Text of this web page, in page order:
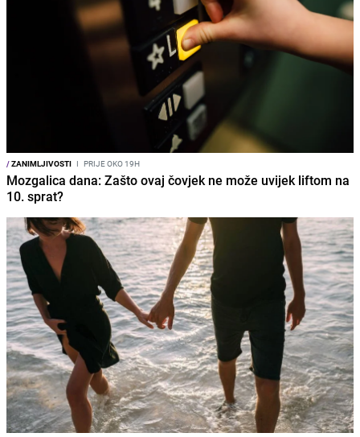
/ZANIMLJIVOSTI I PRIJE OKO 19H
Mozgalica dana: Zašto ovaj čovjek ne može uvijek liftom na
10. sprat?